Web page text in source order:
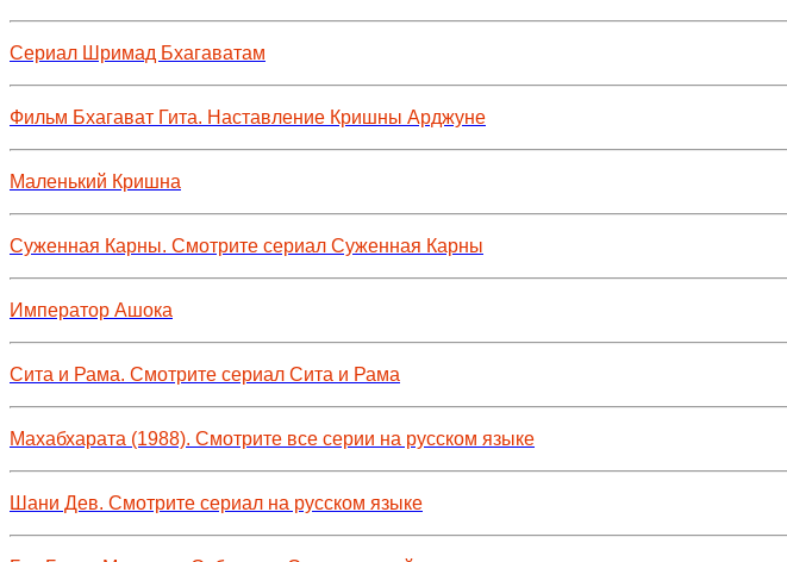
Сериал Шримад Бхагаватам
Фильм Бхагават Гита. Наставление Кришны Арджуне
Маленький Кришна
Суженная Карны. Смотрите сериал Суженная Карны
Император Ашока
Сита и Рама. Смотрите сериал Сита и Рама
Махабхарата (1988). Смотрите все серии на русском языке
Шани Дев. Смотрите сериал на русском языке